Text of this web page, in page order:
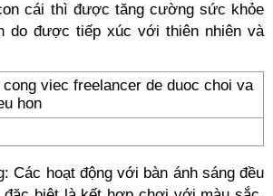
cái thì được tăng cường sức khỏe
do được tiếp xúc với thiên nhiên và
Các hoạt động với bàn ánh sáng đều